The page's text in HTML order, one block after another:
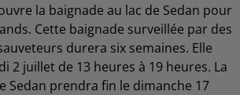
la baignade au lac de Sedan pour
Cette baignade surveillée par des
durera six semaines. Elle
2 juillet de 13 heures à 19 heures. La
Sedan prendra fin le dimanche 17